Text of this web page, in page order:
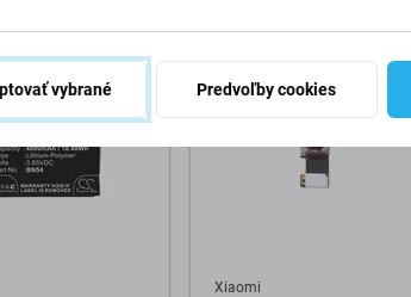
Xiaomi
vybrané Predvoľby cookies